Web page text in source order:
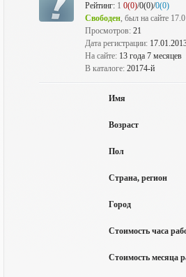
Рейтинг: 1 0(0)/0(0)/0(0)
Свободен, был на сайте
Просмотров: 21
Дата регистрации:
На сайте: 13 года 7 месяцев
В каталоге: 20174-й
Имя
Возраст
Пол
Страна, регион
Город
Стоимость часа
Стоимость месяца